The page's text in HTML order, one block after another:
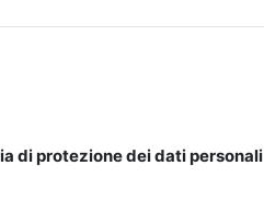
di protezione dei dati personali